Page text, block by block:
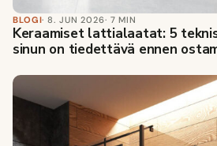
BLOGI· 8. JUN 2026· 7 MIN
Keraamiset lattialaatat: 5
sinun on tiedettävä ennen